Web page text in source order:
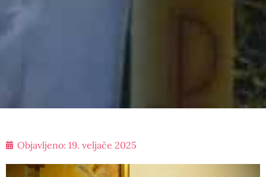
Objavljeno: 19. veljače 2025